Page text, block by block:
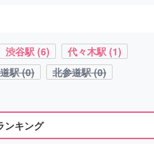
渋谷駅 (6)
代々木駅 (1)
駅 (0)
北参道駅 (0)
ンキング